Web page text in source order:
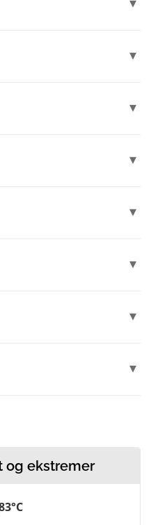
og ekstremer